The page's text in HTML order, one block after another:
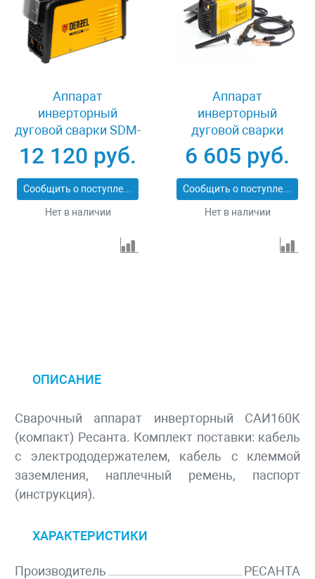
Аппарат
инверторный
дуговой сварки SDM-
220 Top, 220 А, ПВ
60% Denzel 94357
12 120 руб.
Сообщить о поступлении
Нет в наличии
Аппарат
инверторный
дуговой сварки
ММА-160ID, 160 А,
ПВР 60% Denzel
94345
6 605 руб.
Сообщить о поступлении
Нет в наличии
ОПИСАНИЕ
Сварочный аппарат инверторный САИ160К
(компакт) Ресанта. Комплект поставки: кабель
с электрододержателем, кабель с клеммой
заземления, наплечный ремень, паспорт
(инструкция).
ХАРАКТЕРИСТИКИ
Производитель
РЕСАНТА